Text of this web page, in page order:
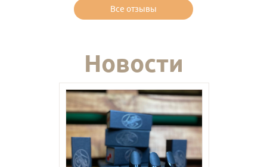
Все отзывы
Новости